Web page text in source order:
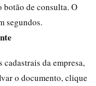
botão de consulta. O
segundos.
da empresa,
o documento, clique